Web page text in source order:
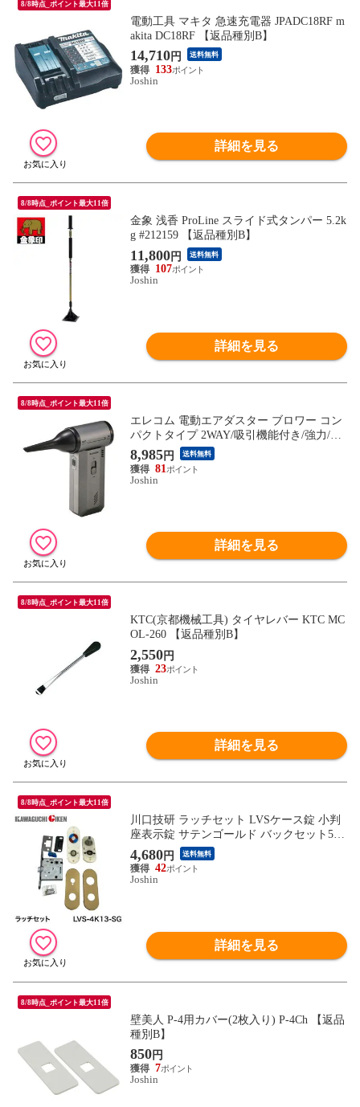
8/8時点_ポイント最大11倍
電動工具 マキタ 急速充電器 JPADC18RF m
akita DC18RF 【返品種別B】
14,710円 送料無料
133
Joshin
詳細を見る
8/8時点_ポイント最大11倍
金象 浅香 ProLine スライド式タンパー 5.2k
g #212159 【返品種別B】
11,800円 送料無料
107
Joshin
詳細を見る
8/8時点_ポイント最大11倍
エレコム 電動エアダスター ブロワー コン
パクトタイプ 2WAY/吸引機能付き/強力/無
段階風量/USB充電式/4種ノズル付（ブラッ
ク） AD-ALC02BK 【返品種別A】
8,985円 送料無料
81
Joshin
詳細を見る
8/8時点_ポイント最大11倍
KTC(京都機械工具) タイヤレバー KTC MC
OL-260 【返品種別B】
2,550円
23
Joshin
詳細を見る
8/8時点_ポイント最大11倍
川口技研 ラッチセット LVSケース錠 小判
座表示錠 サテンゴールド バックセット51
mm LVS-4K13-SG 【返品種別B】
4,680円 送料無料
42
Joshin
詳細を見る
8/8時点_ポイント最大11倍
壁美人 P-4用カバー(2枚入り) P-4Ch 【返品
種別B】
850円
7
Joshin